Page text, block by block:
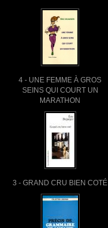
4 - UNE FEMME À GROS
SEINS QUI COURT UN
MARATHON
3 - GRAND CRU BIEN COTÉ